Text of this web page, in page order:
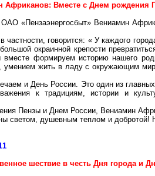
Африканов: Вместе с Днем
ОАО «Пензаэнергосбыт» Вениамин
частности, говорится: « У каждого
окраинной крепости
формируем историю нашего
умением жить в ладу с окружающим
и День России. Это один из
к традициям, истории и
Пензы и Днем России, Вениамин
светом, душевным теплом и добротой!
шествие в честь Дня города и